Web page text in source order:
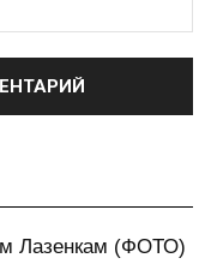
Лазенкам (ФОТО)